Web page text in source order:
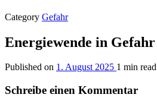
Category Gefahr
Energiewende in Gefahr
Published on 1. August 2025 1 min read
Schreibe einen Kommentar